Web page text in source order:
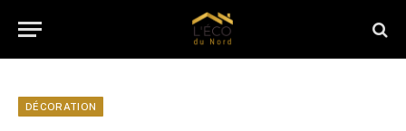
DÉCORATION